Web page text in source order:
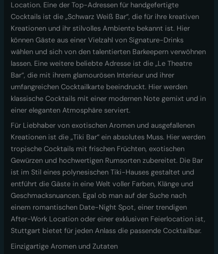
Location. Eine der Top-Adressen für handgefertigte
Cocktails ist die „Schwarz Weiß Bar“, die für ihre kreativen
Kreationen und ihr stilvolles Ambiente bekannt ist. Hier
können Gäste aus einer Vielzahl von Signature-Drinks
wählen und sich von den talentierten Barkeepern verwöhnen
lassen. Eine weitere beliebte Adresse ist die „Le Theatre
Bar“, die mit ihrem glamourösen Interieur und ihrer
umfangreichen Cocktailkarte beeindruckt. Hier werden
klassische Cocktails mit einer modernen Note gemixt und in
einer eleganten Atmosphäre serviert.
Für Liebhaber von exotischen Aromen und ausgefallenen
Kreationen ist die „Tiki Bar“ ein absolutes Muss. Hier werden
tropische Cocktails mit frischen Früchten, exotischen
Gewürzen und hochwertigen Rumsorten zubereitet. Die Bar
ist im Stil eines polynesischen Tiki-Hauses gestaltet und
entführt die Gäste in eine Welt voller Farben, Klänge und
Geschmacksnuancen. Egal ob man auf der Suche nach
einem romantischen Date-Night Spot, einer trendigen
After-Work Location oder einer exklusiven Feierlocation ist,
Stuttgart bietet für jeden Anlass die passende Cocktailbar.
Einzigartige Aromen und Zutaten